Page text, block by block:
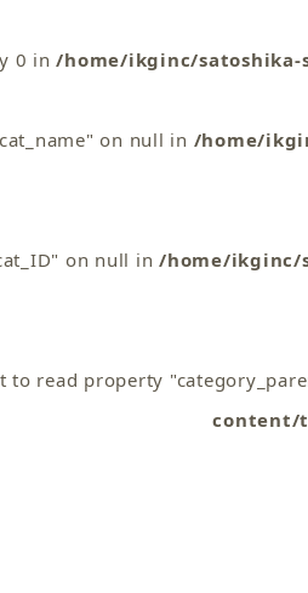
0 in/home/ikginc/
on null in /home/
on null in /home/ikginc/
to read property
content/